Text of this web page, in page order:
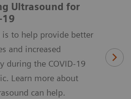
Ultrasound for
19
is to help provide better
and increased
during the COVID-19
Learn more about
can help.